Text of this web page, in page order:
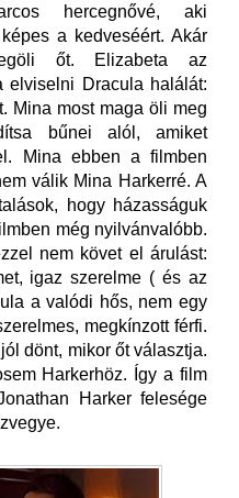
hercegnővé, aki
a kedveséért. Akár
őt. Elizabeta az
elviselni Dracula halálát:
Mina most maga öli meg
bűnei alól, amiket
Mina ebben a filmben
válik Mina Harkerré. A
hogy házasságuk
még nyilvánvalóbb.
nem követ el árulást:
igaz szerelme ( és az
a valódi hős, nem egy
megkínzott férfi.
dönt, mikor őt választja.
Harkerhöz. Így a film
Harker felesége